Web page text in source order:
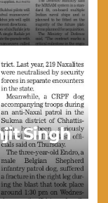
Singh